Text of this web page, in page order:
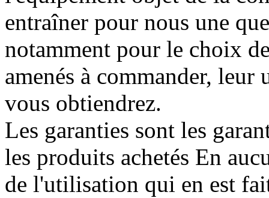
entraîner pour nous une
notamment pour le choix
amenés à commander,
vous obtiendrez.
Les garanties sont les
les produits achetés En
de l'utilisation qui en est